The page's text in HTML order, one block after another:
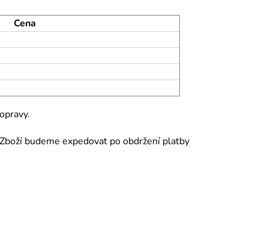
Cena
budeme expedovat po obdržení platby